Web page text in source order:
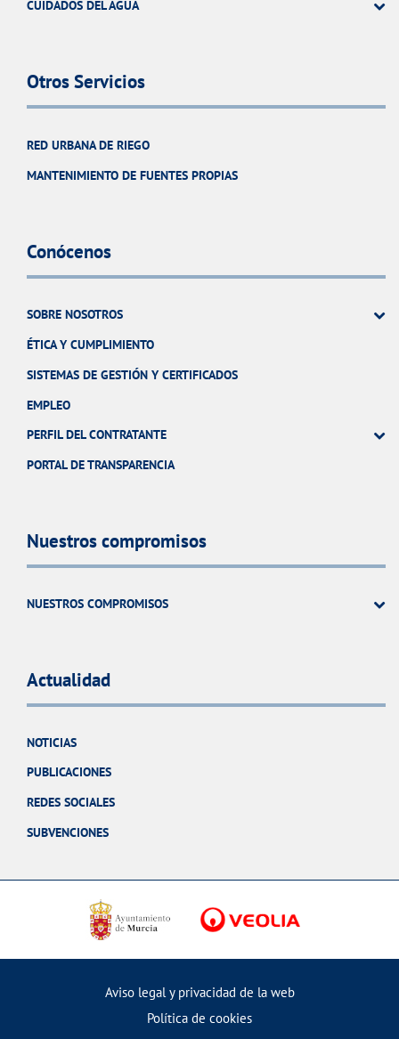
CUIDADOS DEL AGUA
Otros Servicios
RED URBANA DE RIEGO
MANTENIMIENTO DE FUENTES PROPIAS
Conócenos
SOBRE NOSOTROS
ÉTICA Y CUMPLIMIENTO
SISTEMAS DE GESTIÓN Y CERTIFICADOS
EMPLEO
PERFIL DEL CONTRATANTE
PORTAL DE TRANSPARENCIA
Nuestros compromisos
NUESTROS COMPROMISOS
Actualidad
NOTICIAS
PUBLICACIONES
REDES SOCIALES
SUBVENCIONES
Aviso legal y privacidad de la web
Política de cookies